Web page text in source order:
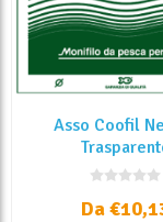
Asso Coofil
Da